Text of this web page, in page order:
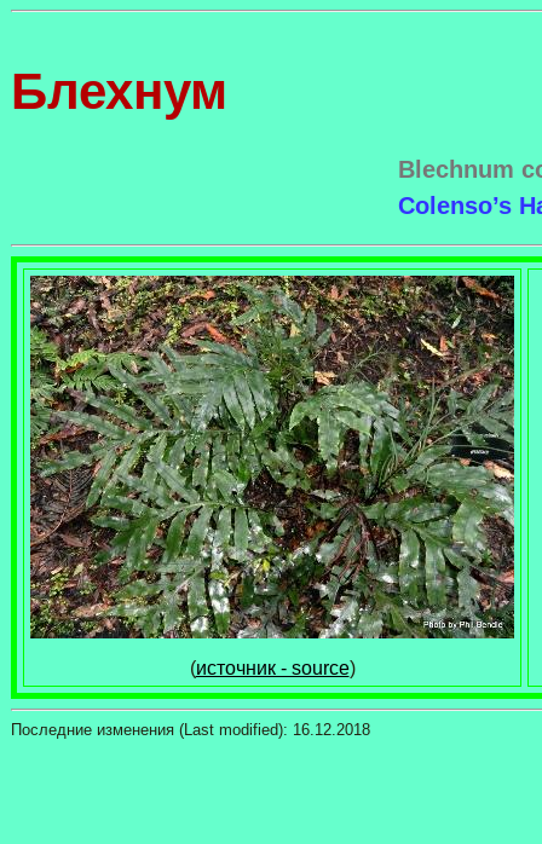
Блехнум
Blechnum
Colenso’s
(источник - source)
Последние изменения (Last modified): 16.12.2018